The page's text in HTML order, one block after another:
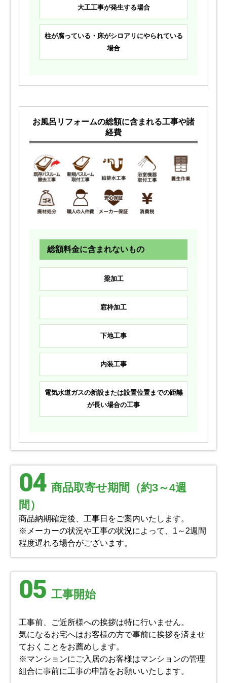
大工工事が発生する場合
柱が腐っている・床がシロアリにやられている
場合
お風呂リフォームの総額に含まれる工事や諸
経費
総額料金に含まれないもの
梁加工
窓枠加工
下地工事
内装工事
電気水道ガスの新設または設置位置までの距離
が長い場合の工事
04 商品取寄せ期間（約3～4週
間）
商品納期確定後、工事日をご案内いたします。
※メーカーの状況や工事の状況によって、1～2週間
程度遅れる場合がございます。
05 工事開始
工事前、ご近所様への挨拶は特に行いません。
気になるお宅へはお客様の方で事前に挨拶を済ませ
ておくことをお薦めします。
※マンションにご入居のお客様はマンションの管理
組合に事前に工事の申請をお願いいたします。